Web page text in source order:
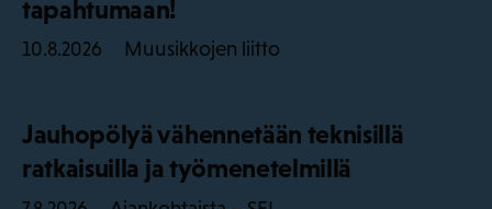
tapahtumaan!
10.8.2026 Muusikkojen liitto
Jauhopölyä vähennetään teknisillä
ratkaisuilla ja työmenetelmillä